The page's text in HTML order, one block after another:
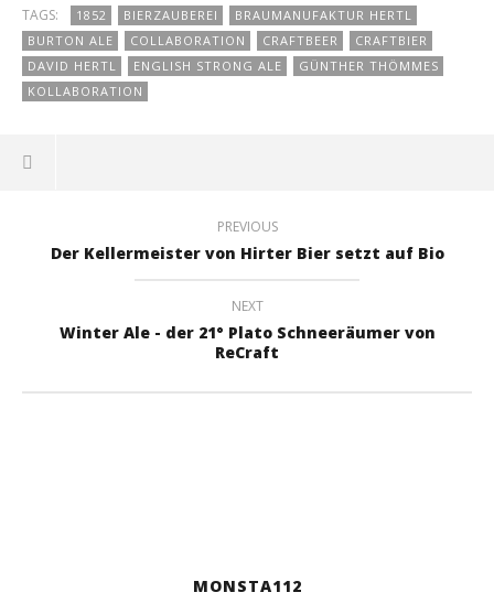
TAGS: 1852 BIERZAUBEREI
BRAUMANUFAKTUR HERTL
BURTON ALE
COLLABORATION CRAFTBEER
CRAFTBIER
DAVID HERTL
ENGLISH STRONG ALE
GÜNTHER THÖMMES
KOLLABORATION
PREVIOUS
Der Kellermeister von Hirter Bier setzt auf Bio
NEXT
Winter Ale - der 21° Plato Schneeräumer von
ReCraft
MONSTA112